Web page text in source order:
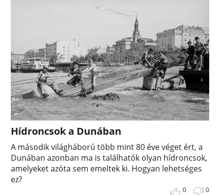
Hídroncsok a Dunában
A második világháború több mint 80 éve véget ért, a
Dunában azonban ma is találhatók olyan hídroncsok,
amelyeket azóta sem emeltek ki. Hogyan lehetséges
ez?
0 0